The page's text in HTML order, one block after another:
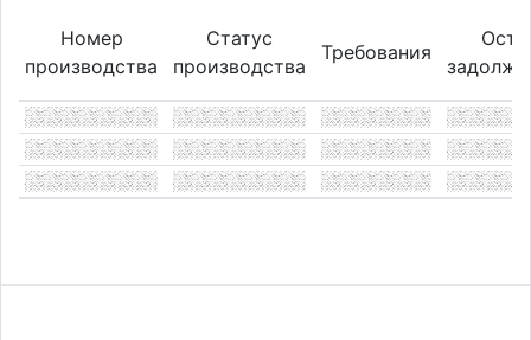
Номер
производства
Статус
производства
Требования